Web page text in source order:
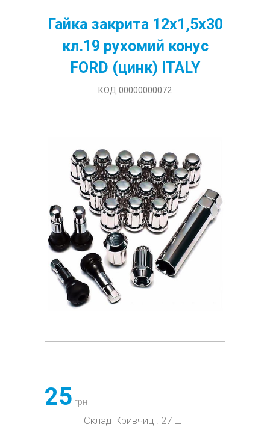
Гайка закрита 12х1,5х30
кл.19 рухомий конус
FORD (цинк) ITALY
КОД 00000000072
25 грн
Склад Кривчиці: 27 шт